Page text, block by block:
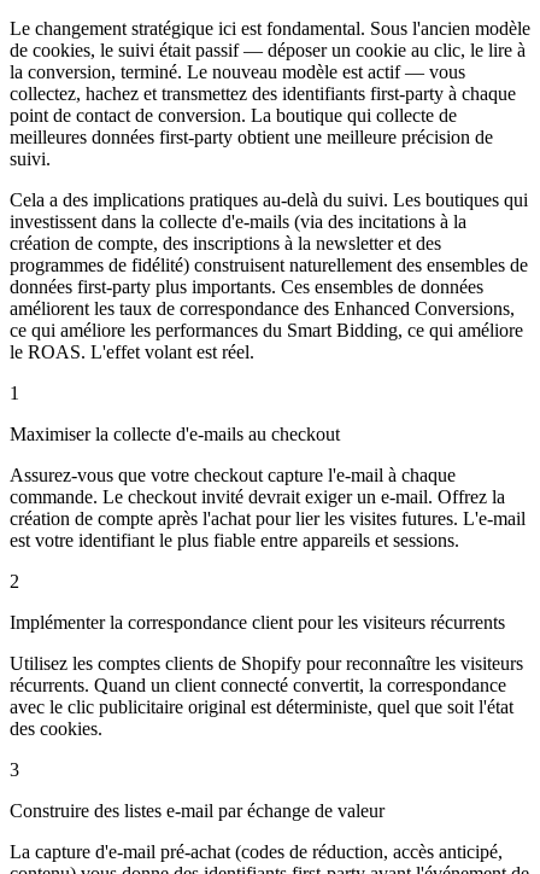
Le changement stratégique ici est fondamental. Sous l'ancien modèle
de cookies, le suivi était passif — déposer un cookie au clic, le lire à
la conversion, terminé. Le nouveau modèle est actif — vous
collectez, hachez et transmettez des identifiants first-party à chaque
point de contact de conversion. La boutique qui collecte de
meilleures données first-party obtient une meilleure précision de
suivi.
Cela a des implications pratiques au-delà du suivi. Les boutiques qui
investissent dans la collecte d'e-mails (via des incitations à la
création de compte, des inscriptions à la newsletter et des
programmes de fidélité) construisent naturellement des ensembles de
données first-party plus importants. Ces ensembles de données
améliorent les taux de correspondance des Enhanced Conversions,
ce qui améliore les performances du Smart Bidding, ce qui améliore
le ROAS. L'effet volant est réel.
1
Maximiser la collecte d'e-mails au checkout
Assurez-vous que votre checkout capture l'e-mail à chaque
commande. Le checkout invité devrait exiger un e-mail. Offrez la
création de compte après l'achat pour lier les visites futures. L'e-mail
est votre identifiant le plus fiable entre appareils et sessions.
2
Implémenter la correspondance client pour les visiteurs récurrents
Utilisez les comptes clients de Shopify pour reconnaître les visiteurs
récurrents. Quand un client connecté convertit, la correspondance
avec le clic publicitaire original est déterministe, quel que soit l'état
des cookies.
3
Construire des listes e-mail par échange de valeur
La capture d'e-mail pré-achat (codes de réduction, accès anticipé,